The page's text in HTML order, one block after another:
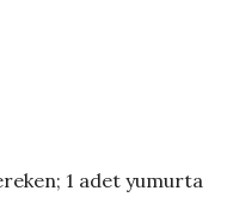
1 adet yumurta